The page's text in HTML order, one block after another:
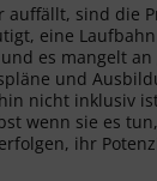
sind die
eine
es mangelt
und
nicht inklusiv
wenn sie es
ihr